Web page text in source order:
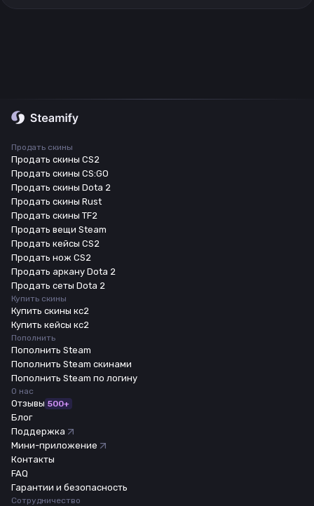
Продать скины
Продать скины CS2
Продать скины CS:GO
Продать скины Dota 2
Продать скины Rust
Продать скины TF2
Продать вещи Steam
Продать кейсы CS2
Продать нож CS2
Продать аркану Dota 2
Продать сеты Dota 2
Купить скины
Купить скины кс2
Купить кейсы кс2
Пополнить
Пополнить Steam
Пополнить Steam скинами
Пополнить Steam по логину
О нас
Отзывы 500+
Блог
Поддержка
Мини-приложение
Контакты
FAQ
Гарантии и безопасность
Сотрудничество